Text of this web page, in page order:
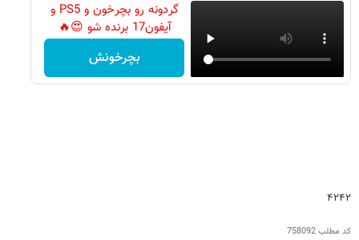
گردونه رو بچرخون و PS5 و
آیفون17 برنده شو 😍🔥
بچرخونش
۴۲۴۲
کد مطلب758092